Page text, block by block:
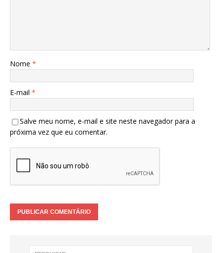
Nome *
E-mail *
Salve meu nome, e-mail e site neste navegador para a
próxima vez que eu comentar.